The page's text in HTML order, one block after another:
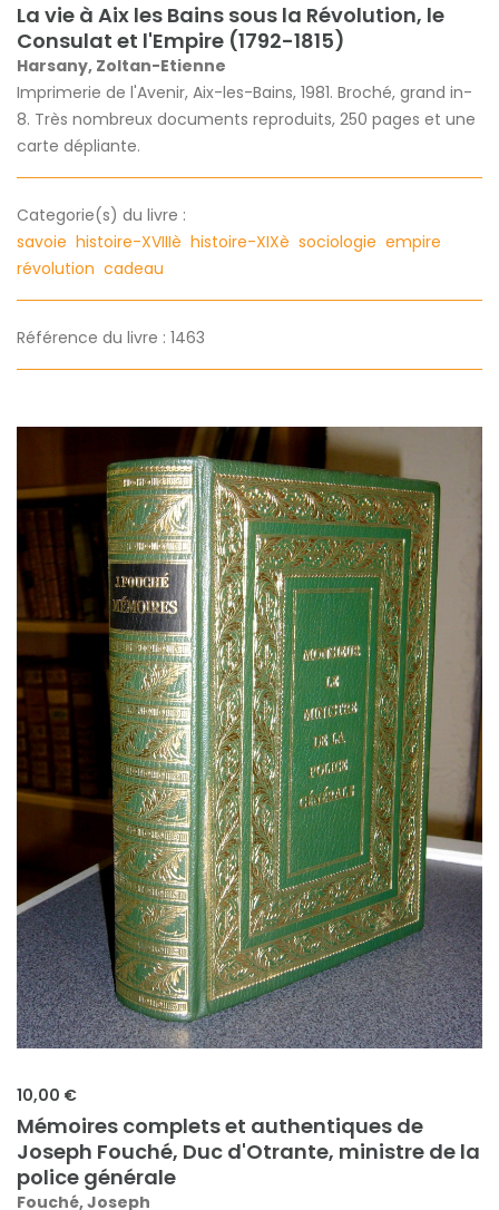
La vie à Aix les Bains sous la Révolution, le
Consulat et l'Empire (1792-1815)
Harsany, Zoltan-Etienne
Imprimerie de l'Avenir, Aix-les-Bains, 1981. Broché, grand in-
8. Très nombreux documents reproduits, 250 pages et une
carte dépliante.
Categorie(s) du livre :
savoie histoire-XVIIIè histoire-XIXè sociologie empire
révolution cadeau
Référence du livre : 1463
10,00 €
Mémoires complets et authentiques de
Joseph Fouché, Duc d'Otrante, ministre de la
police générale
Fouché, Joseph